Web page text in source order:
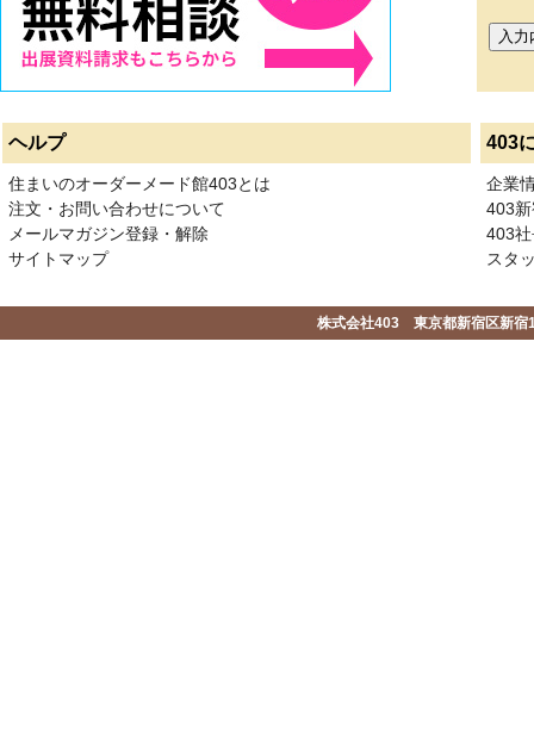
ヘルプ 403
住まいのオーダーメード館403とは
注文・お問い合わせについて
メールマガジン登録・解除
サイトマップ
企業
403
403
スタ
株式会社403 東京都新宿区新